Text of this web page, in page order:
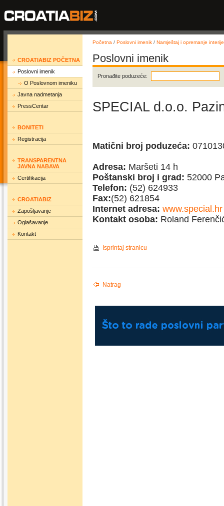
CROATIABIZ POČETNA
Poslovni imenik
O Poslovnom imeniku
Javna nadmetanja
PressCentar
BONITETI
Registracija
TRANSPARENTNA
JAVNA NABAVA
Certifikacija
CROATIABIZ
Zapošljavanje
Oglašavanje
Kontakt
Početna / Poslovni imenik / Namještaj i opremanje
Poslovni imenik
Pronađite poduzeće:
SPECIAL d.o.o.
Matični broj poduzeća:
Adresa: Maršeti 14 h
Poštanski broj i grad: 52000
Telefon: (52) 624933
Fax:(52) 621854
Internet adresa: www.special.hr
Kontakt osoba: Roland
Isprintaj stranicu
Natrag